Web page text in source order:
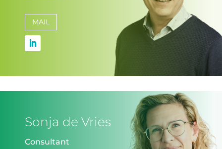
MAIL
Sonja de Vries
Consultant